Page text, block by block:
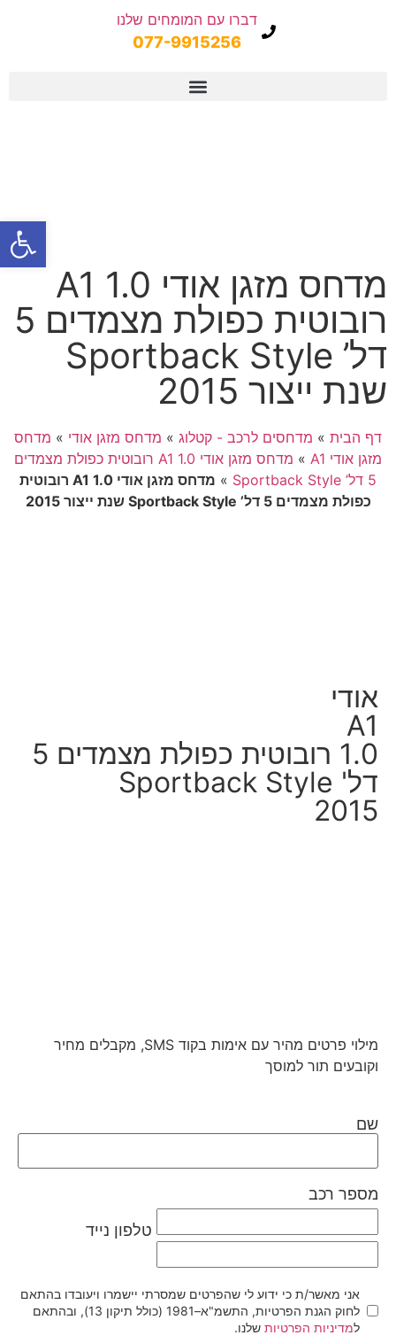
דברו עם המומחים שלנו
077-9915256
מדחס מזגן אודי A1 1.0
רובוטית כפולת מצמדים 5
דל’ Sportback Style
שנת ייצור 2015
דף הבית » מדחסים לרכב - קטלוג » מדחס מזגן אודי » מדחס
מזגן אודי A1
»
מדחס מזגן אודי A1 1.0 רובוטית כפולת מצמדים
5 דל’ Sportback Style
»
מדחס מזגן אודי A1 1.0 רובוטית
כפולת מצמדים 5 דל’ Sportback Style שנת ייצור 2015
אודי
A1
1.0 רובוטית כפולת מצמדים 5
דל' Sportback Style
2015
מילוי פרטים מהיר עם אימות בקוד SMS, מקבלים מחיר
וקובעים תור למוסך
שם
מספר רכב
טלפון נייד
אני מאשר/ת כי ידוע לי שהפרטים שמסרתי יישמרו ויעובדו בהתאם
לחוק הגנת הפרטיות, התשמ"א–1981 (כולל תיקון 13), ובהתאם
למדיניות הפרטיות שלנו.